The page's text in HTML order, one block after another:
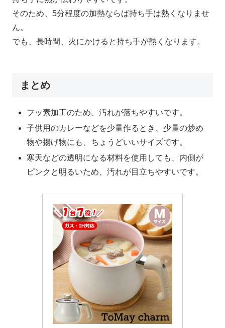
そのため、5分程度の加熱ならば持ち手は熱くなりませ
ん。
でも、長時間、火にかけると持ち手が熱くなります。
まとめ
フッ素加工のため、汚れが落ちやすいです。
子供用のカレーなどを少量作るとき、少量の炒め
物や揚げ物にも、ちょうどいいサイズです。
寒天などの透明になる材料を使用しても、内側が
ピンクと明るいため、汚れが目立ちやすいです。